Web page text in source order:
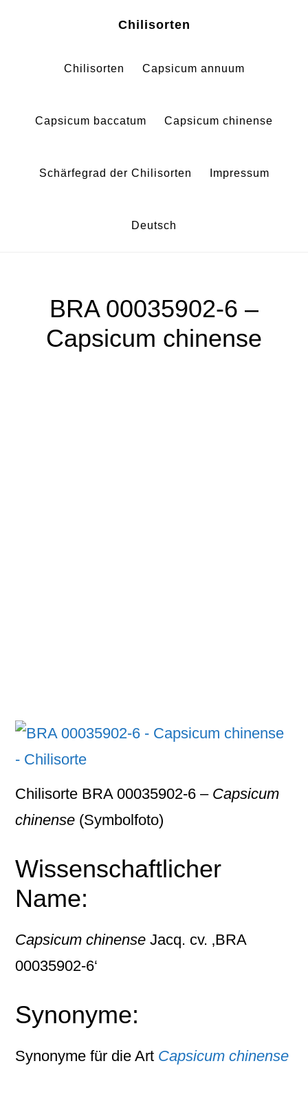
Chilisorten
Chilisorten Capsicum annuum
Capsicum baccatum Capsicum chinense
Schärfegrad der Chilisorten Impressum
Deutsch
BRA 00035902-6 –
Capsicum chinense
Chilisorte BRA 00035902-6 – Capsicum
chinense (Symbolfoto)
Wissenschaftlicher
Name:
Capsicum chinense Jacq. cv. ‚BRA
00035902-6‘
Synonyme:
Synonyme für die Art Capsicum chinense